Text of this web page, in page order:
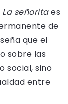
La señoritaes
de
que el
sobre las
social, sino
entre